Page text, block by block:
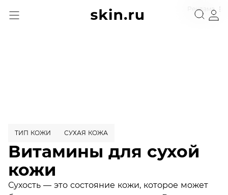
Реклама
ТИП КОЖИ СУХАЯ КОЖА
Витамины для сухой
кожи
Сухость — это состояние кожи, которое может